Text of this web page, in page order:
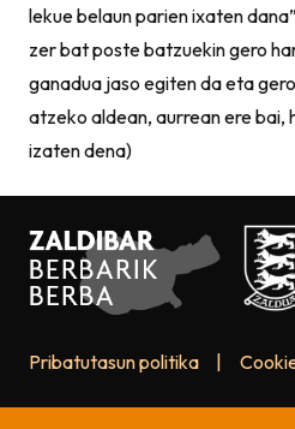
lekue belaun parien ixaten
zer bat poste batzuekin gero
ganadua jaso egiten da eta
atzeko aldean, aurrean ere bai,
izaten dena)
Pribatutasun politika